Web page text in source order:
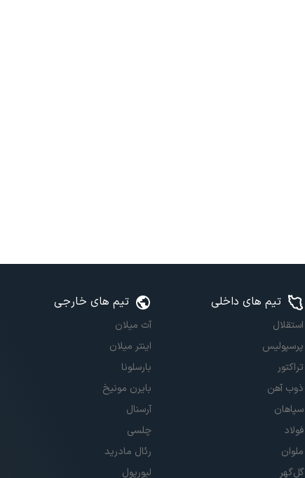
تیم های داخلی
استقلال
پرسپولیس
تراکتور
ذوب آهن
سپاهان
فولاد
ملوان
گل‌گهر
تیم های خارجی
آث میلان
اینتر میلان
بارسلونا
بایرن مونیخ
آرسنال
چلسی
رئال مادرید
لیورپول